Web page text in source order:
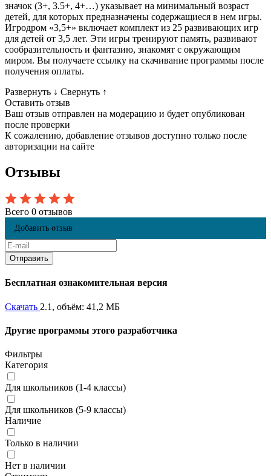
значок (3+, 3.5+, 4+…) указывает на минимальный возраст
детей, для которых предназначены содержащиеся в нем игры.
Игродром «3,5+» включает комплект из 25 развивающих игр
для детей от 3,5 лет. Эти игры тренируют память, развивают
сообразительность и фантазию, знакомят с окружающим
миром. Вы получаете ссылку на скачивание программы после
получения оплаты.
Развернуть ↓ Свернуть ↑
Оставить отзыв
Ваш отзыв отправлен на модерацию и будет опубликован
после проверки
К сожалению, добавление отзывов доступно только после
авторизации на сайте
Отзывы
Всего 0 отзывов
Добавить отзыв
Бесплатная ознакомительная версия
Скачать 2.1, объём: 41,2 МБ
Другие программы этого разработчика
Фильтры
Категория
Для школьников (1-4 классы)
Для школьников (5-9 классы)
Наличие
Только в наличии
Нет в наличии